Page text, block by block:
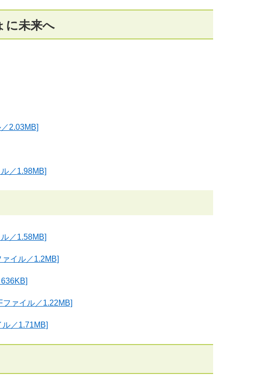
に未来へ
2.03MB]
／1.98MB]
／1.58MB]
イル／1.2MB]
ファイル／1.22MB]
／1.71MB]